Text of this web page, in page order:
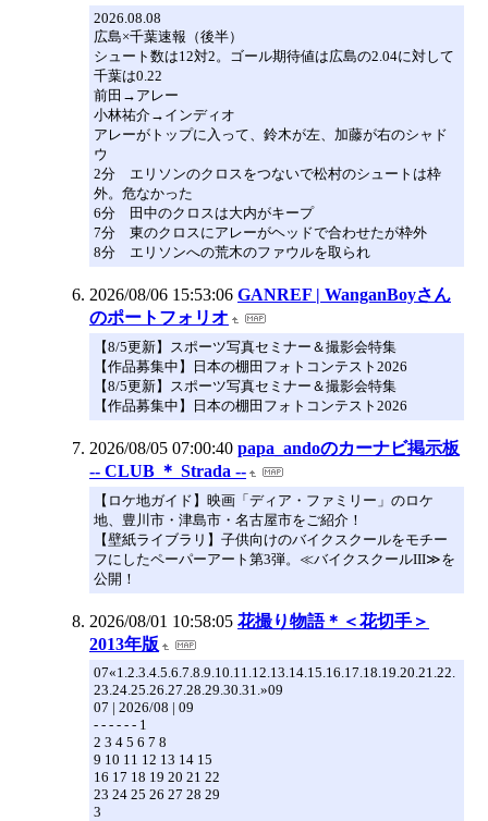
2026.08.08
広島×千葉速報（後半）
シュート数は12対2。ゴール期待値は広島の2.04に対して
千葉は0.22
前田→アレー
小林祐介→インディオ
アレーがトップに入って、鈴木が左、加藤が右のシャド
ウ
2分 エリソンのクロスをつないで松村のシュートは枠
外。危なかった
6分 田中のクロスは大内がキープ
7分 東のクロスにアレーがヘッドで合わせたが枠外
8分 エリソンへの荒木のファウルを取られ
2026/08/06 15:53:06 GANREF | WanganBoyさん
のポートフォリオ
【8/5更新】スポーツ写真セミナー＆撮影会特集
【作品募集中】日本の棚田フォトコンテスト2026
【8/5更新】スポーツ写真セミナー＆撮影会特集
【作品募集中】日本の棚田フォトコンテスト2026
2026/08/05 07:00:40 papa_andoのカーナビ掲示板
-- CLUB ＊ Strada --
【ロケ地ガイド】映画「ディア・ファミリー」のロケ
地、豊川市・津島市・名古屋市をご紹介！
【壁紙ライブラリ】子供向けのバイクスクールをモチー
フにしたペーパーアート第3弾。≪バイクスクールIII≫を
公開！
2026/08/01 10:58:05 花撮り物語＊＜花切手＞
2013年版
07«1.2.3.4.5.6.7.8.9.10.11.12.13.14.15.16.17.18.19.20.21.22.
23.24.25.26.27.28.29.30.31.»09
07 | 2026/08 | 09
- - - - - - 1
2 3 4 5 6 7 8
9 10 11 12 13 14 15
16 17 18 19 20 21 22
23 24 25 26 27 28 29
3